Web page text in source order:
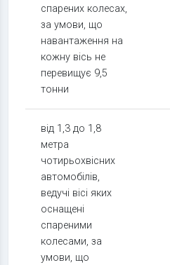
спарених колесах,
за умови, що
навантаження на
кожну вісь не
перевищує 9,5
тонни
від 1,3 до 1,8
метра
чотирьохвісних
автомобілів,
ведучі вісі яких
оснащені
спареними
колесами, за
умови, що